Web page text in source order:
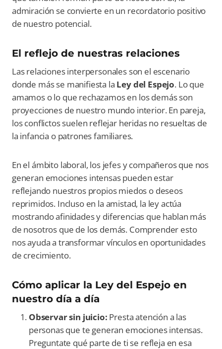
admiración se convierte en un recordatorio positivo
de nuestro potencial.
El reflejo de nuestras relaciones
Las relaciones interpersonales son el escenario
donde más se manifiesta la Ley del Espejo. Lo que
amamos o lo que rechazamos en los demás son
proyecciones de nuestro mundo interior. En pareja,
los conflictos suelen reflejar heridas no resueltas de
la infancia o patrones familiares.
En el ámbito laboral, los jefes y compañeros que nos
generan emociones intensas pueden estar
reflejando nuestros propios miedos o deseos
reprimidos. Incluso en la amistad, la ley actúa
mostrando afinidades y diferencias que hablan más
de nosotros que de los demás. Comprender esto
nos ayuda a transformar vínculos en oportunidades
de crecimiento.
Cómo aplicar la Ley del Espejo en
nuestro día a día
Observar sin juicio: Presta atención a las
personas que te generan emociones intensas.
Preguntate qué parte de ti se refleja en esa